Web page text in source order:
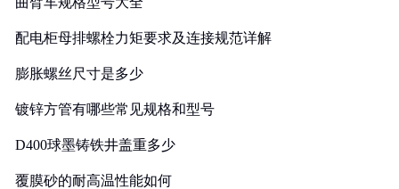
配电柜母排螺栓力矩要求及连接规范详解
膨胀螺丝尺寸是多少
镀锌方管有哪些常见规格和型号
D400球墨铸铁井盖重多少
覆膜砂的耐高温性能如何